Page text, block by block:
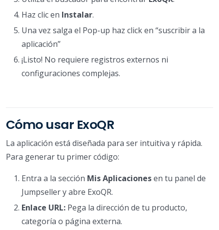
Haz clic en Instalar.
Una vez salga el Pop-up haz click en “suscribir a la
aplicación”
¡Listo! No requiere registros externos ni
configuraciones complejas.
Cómo usar ExoQR
La aplicación está diseñada para ser intuitiva y rápida.
Para generar tu primer código:
Entra a la sección Mis Aplicacionesen tu panel de
Jumpseller y abre ExoQR.
Enlace URL: Pega la dirección de tu producto,
categoría o página externa.